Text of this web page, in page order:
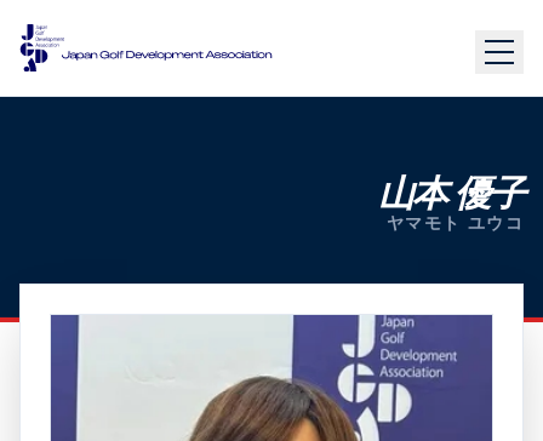
山本 優子
ヤマモト ユウコ